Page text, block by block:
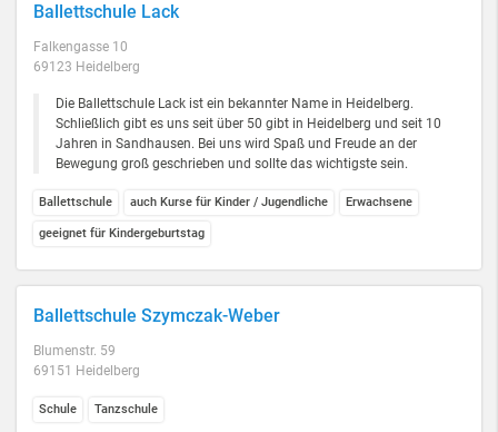
Ballettschule Lack
Falkengasse 10
69123 Heidelberg
Die Ballettschule Lack ist ein bekannter Name in Heidelberg.
Schließlich gibt es uns seit über 50 gibt in Heidelberg und seit 10
Jahren in Sandhausen. Bei uns wird Spaß und Freude an der
Bewegung groß geschrieben und sollte das wichtigste sein.
Ballettschule auch Kurse für Kinder / Jugendliche Erwachsene
geeignet für Kindergeburtstag
Ballettschule Szymczak-Weber
Blumenstr. 59
69151 Heidelberg
Schule Tanzschule